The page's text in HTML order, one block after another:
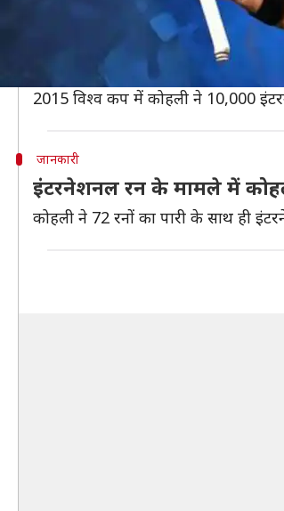
सबसे तेज 20,000 इंटरनेशनल
विराट कोहली ने आज 82 गेंदों में 72 रनों
417 पारियों में ही कोहली ने 20,000
2015 विश्व कप में कोहली ने 10,000
जानकारी
इंटरनेशनल रन के मामले में
कोहली ने 72 रनों का पारी के साथ ही